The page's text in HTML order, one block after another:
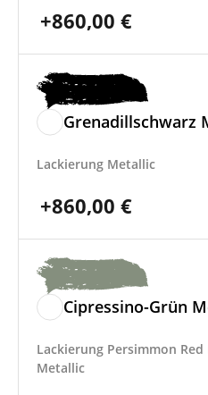
+860,00 €
Grenadillschwarz
Lackierung Metallic
+860,00 €
Cipressino-Grün
Lackierung Persimmon
Metallic